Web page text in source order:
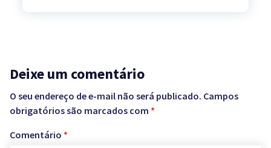
Deixe um comentário
O seu endereço de e-mail não será publicado. Campos
obrigatórios são marcados com *
Comentário *